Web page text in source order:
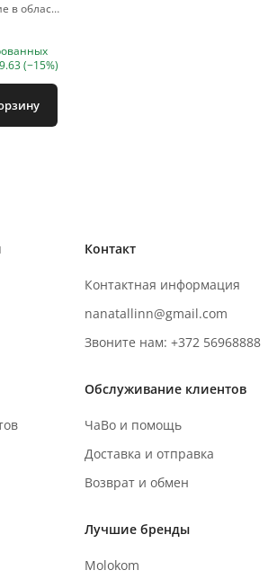
Настоящее открытие в области педикюра и маникюра – средство бренда Clearance для удаления кутикулы (кожи у основания ногтя). Продукт легко удаляет кутикулу, исключая риск порезов и обеспечивая идеальный маникюр/педикюр в короткие сроки. Сертифицирован Израильской диабетической ассоциацией. NB! Данную продукцию можно приобрести только после ознакомительного семинара. Изображения продуктов носят иллюстративный характер. Если у вас есть какие-либо вопросы, мы всегда ждем вашего письма nanatallinn@gmail.com
(−15%)
Контакт
Контактная информация
nanatallinn@gmail.com
Звоните нам: +372 56968888
Обслуживание клиентов
ЧаВо и помощь
Доставка и отправка
Возврат и обмен
Лучшие бренды
Molokom